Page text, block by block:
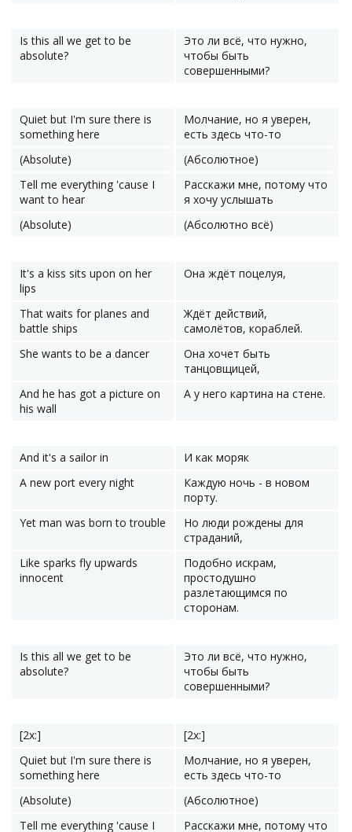
Is this all we get to be
absolute?
Это ли всё, что нужно,
чтобы быть
совершенными?
Quiet but I'm sure there is
something here
Молчание, но я уверен,
есть здесь что-то
(Absolute)
(Абсолютное)
Tell me everything 'cause I
want to hear
Расскажи мне, потому что
я хочу услышать
(Absolute)
(Абсолютно всё)
It's a kiss sits upon on her
lips
Она ждёт поцелуя,
That waits for planes and
battle ships
Ждёт действий,
самолётов, кораблей.
She wants to be a dancer
Она хочет быть
танцовщицей,
And he has got a picture on
his wall
А у него картина на стене.
And it's a sailor in
И как моряк
A new port every night
Каждую ночь - в новом
порту.
Yet man was born to trouble
Но люди рождены для
страданий,
Like sparks fly upwards
innocent
Подобно искрам,
простодушно
разлетающимся по
сторонам.
Is this all we get to be
absolute?
Это ли всё, что нужно,
чтобы быть
совершенными?
[2x:]
[2x:]
Quiet but I'm sure there is
something here
Молчание, но я уверен,
есть здесь что-то
(Absolute)
(Абсолютное)
Tell me everything 'cause I
Расскажи мне, потому что